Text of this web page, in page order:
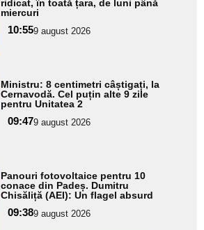
ridicat, în toată țara, de luni până
miercuri
10:559 august 2026
Ministru: 8 centimetri câștigați, la
Cernavodă. Cel puțin alte 9 zile
pentru Unitatea 2
09:479 august 2026
Panouri fotovoltaice pentru 10
conace din Padeș. Dumitru
Chisăliță (AEI): Un flagel absurd
09:389 august 2026